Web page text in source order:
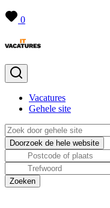
0
Vacatures
Gehele site